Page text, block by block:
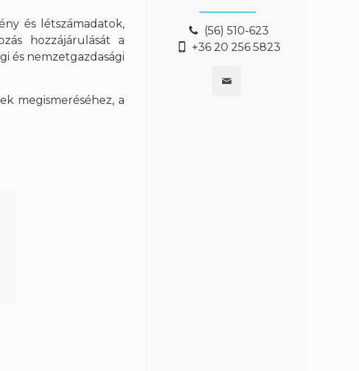
és létszámadatok,
hozzájárulását a
és nemzetgazdasági
megismeréséhez, a
(56) 510-623
+36 20 256 5823